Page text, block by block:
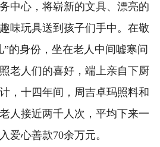
中心，将崭新的文具、漂亮的
味玩具送到孩子们手中。在敬
的身份，坐在老人中间嘘寒问
老人们的喜好，端上亲自下厨
，十四年间，周吉卓玛照料和
人接近两千人次，平均下来一
爱心善款70余万元。